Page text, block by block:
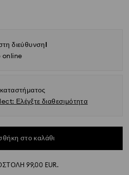
διεύθυνσηl
online
Ελέγξτε διαθεσιμότητα
στο καλάθι
99,00 EUR.